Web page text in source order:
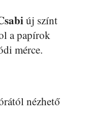
új színt
a papírok
mérce.
nézhető